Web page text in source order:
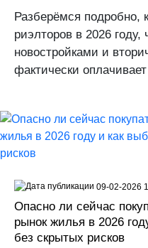
Разберёмся подробно,
риэлторов в 2026
новостройками и
фактически
Опасно ли сейчас
рынок жилья в 2026
без скрытых рисков
09-02-2026